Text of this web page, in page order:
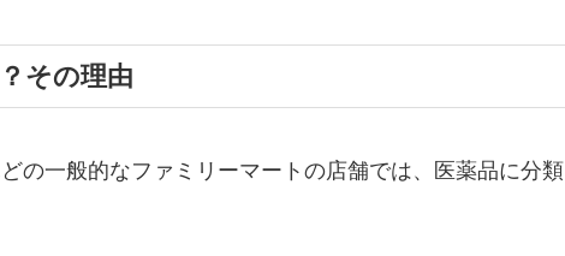
その理由
の一般的なファミリーマートの店舗では、医薬品に分類